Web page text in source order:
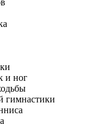
и ног
гимнастики